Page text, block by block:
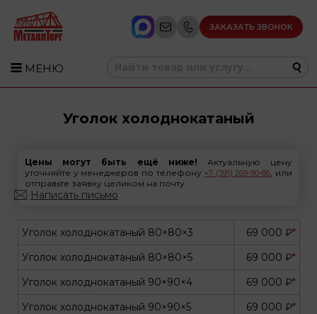
ЗАКАЗАТЬ ЗВОНОК
МЕНЮ
Уголок холоднокатаный
Цены могут быть ещё ниже! Актуальную цену
уточняйте у менеджеров по телефону +7 (391) 269-90-86, или
отправьте заявку целиком на почту
Написать письмо
Уголок холоднокатаный 80×80×3 69 000 ₽*
Уголок холоднокатаный 80×80×5
69 000 ₽*
Уголок холоднокатаный 90×90×4
69 000 ₽*
Уголок холоднокатаный 90×90×5
69 000 ₽*